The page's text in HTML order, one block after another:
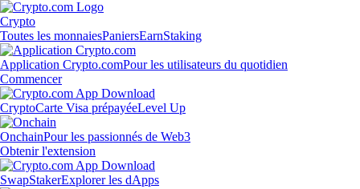
Crypto
Toutes les monnaiesPaniersEarnStaking
Application Crypto.comPour les utilisateurs du quotidien
Commencer
CryptoCarte Visa prépayéeLevel Up
OnchainPour les passionnés de Web3
Obtenir l'extension
SwapStakerExplorer les dApps